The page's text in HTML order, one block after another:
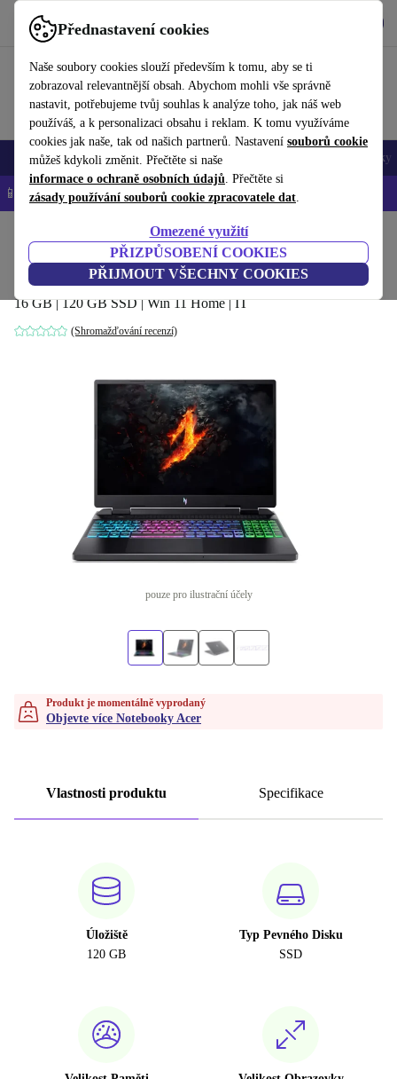
Přednastavení cookies
Naše soubory cookies slouží především k tomu, aby se ti
zobrazoval relevantnější obsah. Abychom mohli vše správně
nastavit, potřebujeme tvůj souhlas k analýze toho, jak náš web
používáš, a k personalizaci obsahu i reklam. K tomu využíváme
cookies jak naše, tak od našich partnerů. Nastavení souborů cookie
můžeš kdykoli změnit. Přečtěte si naše
informace o ochraně osobních údajů. Přečtěte si
zásady používání souborů cookie zpracovatele dat.
Omezené využití
PŘIZPŮSOBENÍ COOKIES
PŘIJMOUT VŠECHNY COOKIES
Používejte refurbed rychle a snadno
Mobily a smartphony Notebooky Tablety Doplňky
📱 -5 % NAVÍC na všechny iPhony – kód: IPHONEDEAL-
Notebooky Notebooky Acer
Acer Nitro 16 | Ryzen 9 8945HS | 16"
16 GB | 120 GB SSD | Win 11 Home | IT
(Shromažďování recenzí)
pouze pro ilustrační účely
Produkt je momentálně vyprodaný
Objevte více Notebooky Acer
Vlastnosti produktu Specifikace
Úložiště
120 GB
Typ Pevného Disku
SSD